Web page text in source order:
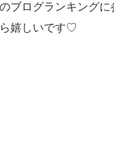
ブログランキングに
嬉しいです♡